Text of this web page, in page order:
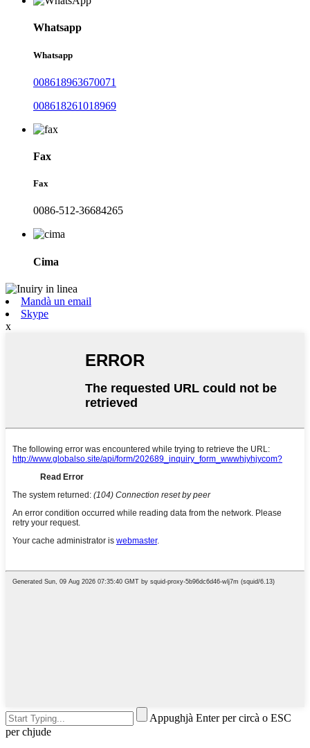
Whatsapp
Whatsapp
008618963670071
008618261018969
Fax
Fax
0086-512-36684265
Cima
Mandà un email
Skype
x
Appughjà Enter per circà o ESC
per chjude